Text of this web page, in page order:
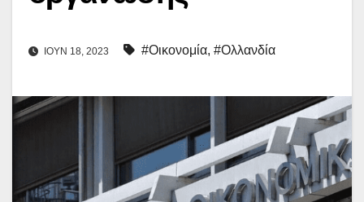
ΙΟΎΝ 18, 2023 #Οικονομία, #Ολλανδία